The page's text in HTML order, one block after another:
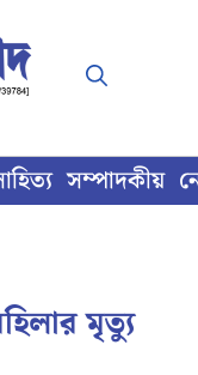
সম্পাদকীয়
মৃত্যু